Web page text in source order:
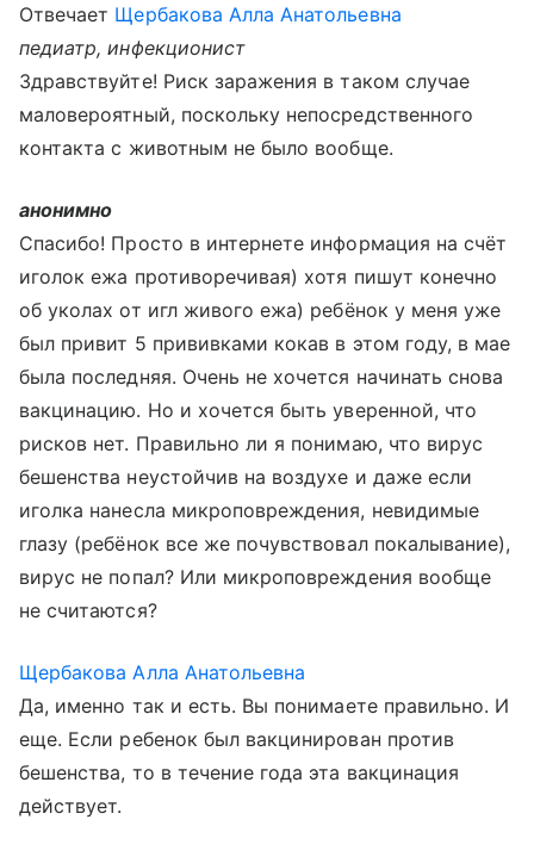
Отвечает Щербакова Алла Анатольевна
педиатр, инфекционист
Здравствуйте! Риск заражения в таком случае
маловероятный, поскольку непосредственного
контакта с животным не было вообще.
анонимно
Спасибо! Просто в интернете информация на счёт
иголок ежа противоречивая) хотя пишут конечно
об уколах от игл живого ежа) ребёнок у меня уже
был привит 5 прививками кокав в этом году, в мае
была последняя. Очень не хочется начинать снова
вакцинацию. Но и хочется быть уверенной, что
рисков нет. Правильно ли я понимаю, что вирус
бешенства неустойчив на воздухе и даже если
иголка нанесла микроповреждения, невидимые
глазу (ребёнок все же почувствовал покалывание),
вирус не попал? Или микроповреждения вообще
не считаются?
Щербакова Алла Анатольевна
Да, именно так и есть. Вы понимаете правильно. И
еще. Если ребенок был вакцинирован против
бешенства, то в течение года эта вакцинация
действует.